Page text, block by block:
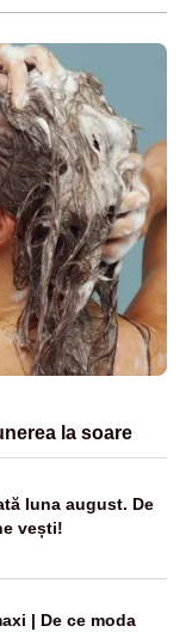
la soare
luna august. De
vești!
| De ce moda